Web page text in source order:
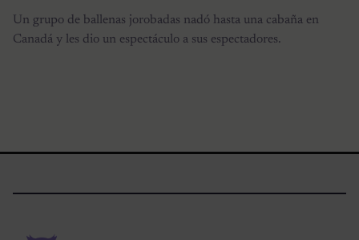
Un grupo de ballenas jorobadas nadó hasta una cabaña en
Canadá y les dio un espectáculo a sus espectadores.